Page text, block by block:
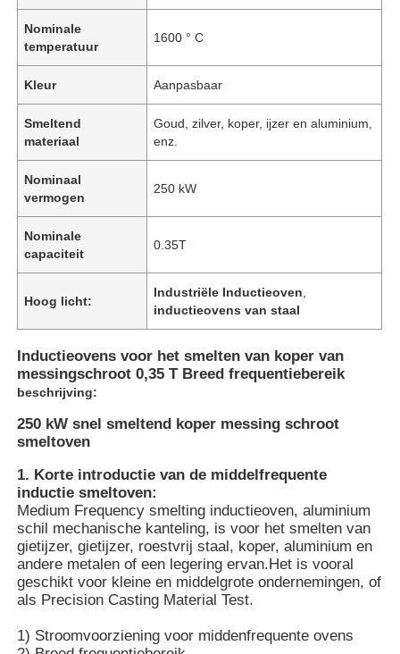
Huis
Producten
VR-show
Nominale
temperatuur
1600 ° C
Kleur Aanpasbaar
Smeltend
materiaal
Goud, zilver, koper, ijzer en aluminium,
enz.
Nominaal
vermogen
250 kW
Nominale
capaciteit
0.35T
Hoog licht:
Industriële Inductieoven
inductieovens van staal
Inductieovens voor het smelten van koper van
messingschroot 0,35 T Breed frequentiebereik
beschrijving:
250 kW snel smeltend koper messing schroot
smeltoven
1. Korte introductie van de middelfrequente
inductie smeltoven:
Medium Frequency smelting inductieoven, aluminium
schil mechanische kanteling, is voor het smelten van
gietijzer, gietijzer, roestvrij staal, koper, aluminium en
andere metalen of een legering ervan.Het is vooral
geschikt voor kleine en middelgrote ondernemingen, of
als Precision Casting Material Test.
1) Stroomvoorziening voor middenfrequente ovens